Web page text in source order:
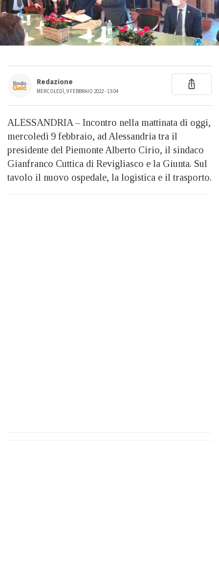
Redazione
MERCOLEDÌ, 9 FEBBRAIO 2022 - 13:04
ALESSANDRIA – Incontro nella mattinata di oggi,
mercoledì 9 febbraio, ad Alessandria tra il
presidente del Piemonte Alberto Cirio, il sindaco
Gianfranco Cuttica di Revigliasco e la Giunta. Sul
tavolo il nuovo ospedale, la logistica e il trasporto.